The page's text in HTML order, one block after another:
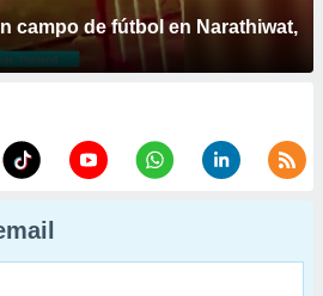
campo de fútbol en Narathiwat,